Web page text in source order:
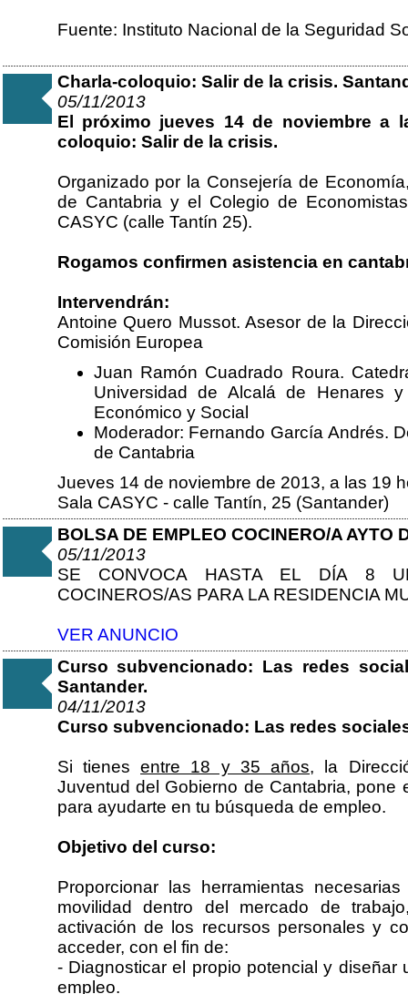
Fuente: Instituto Nacional de la Seguridad
Charla-coloquio: Salir de la crisis.
05/11/2013
El próximo jueves 14 de noviembre a
coloquio: Salir de la crisis.
Organizado por la Consejería de
de Cantabria y el Colegio de
CASYC (calle Tantín 25).
Rogamos confirmen asistencia en
Intervendrán:
Antoine Quero Mussot. Asesor de la
Comisión Europea
Juan Ramón Cuadrado Roura.
Universidad de Alcalá de Henares
Económico y Social
Moderador: Fernando García Andrés.
de Cantabria
Jueves 14 de noviembre de 2013, a las 19
Sala CASYC - calle Tantín, 25 (Santander)
BOLSA DE EMPLEO COCINERO/A AYTO
05/11/2013
SE CONVOCA HASTA EL DÍA 8
COCINEROS/AS PARA LA RESIDENCIA
VER ANUNCIO
Curso subvencionado: Las redes
Santander.
04/11/2013
Curso subvencionado: Las redes
Si tienesentre 18 y 35 años, la
Juventud del Gobierno de Cantabria, pone
para ayudarte en tu búsqueda de empleo.
Objetivo del curso:
Proporcionar las herramientas
movilidad dentro del mercado de
activación de los recursos personales y
acceder, con el fin de:
- Diagnosticar el propio potencial y
empleo.